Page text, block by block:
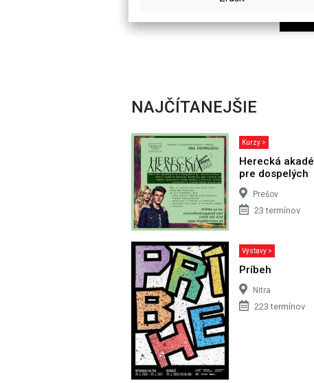
NAJČÍTANEJŠIE
Kurzy >
Herecká
pre dospelých
Prešov
23 termínov
Výstavy >
Príbeh
Nitra
223 termínov